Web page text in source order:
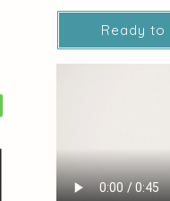
Ready to